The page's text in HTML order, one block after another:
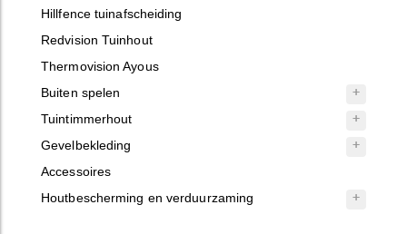
Hillfence tuinafscheiding
Redvision Tuinhout
Thermovision Ayous
Buiten spelen
Tuintimmerhout
Gevelbekleding
Accessoires
Houtbescherming en verduurzaming